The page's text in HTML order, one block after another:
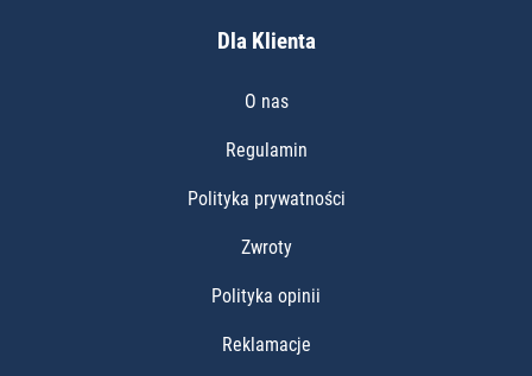
Dla Klienta
O nas
Regulamin
Polityka prywatności
Zwroty
Polityka opinii
Reklamacje